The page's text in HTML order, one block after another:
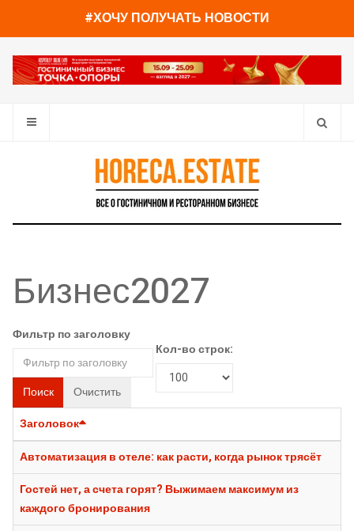
#ХОЧУ ПОЛУЧАТЬ НОВОСТИ
Бизнес2027
Фильтр по заголовку
Поиск Очистить
Кол-во строк:
Заголовок
Автоматизация в отеле: как расти, когда рынок трясёт
Гостей нет, а счета горят? Выжимаем максимум из
каждого бронирования